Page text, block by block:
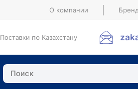
О компании
Поставки по Казахстану